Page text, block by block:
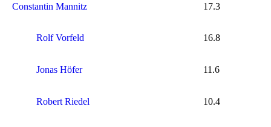
Constantin Mannitz 17.3
Rolf Vorfeld 16.8
Jonas Höfer 11.6
Robert Riedel 10.4